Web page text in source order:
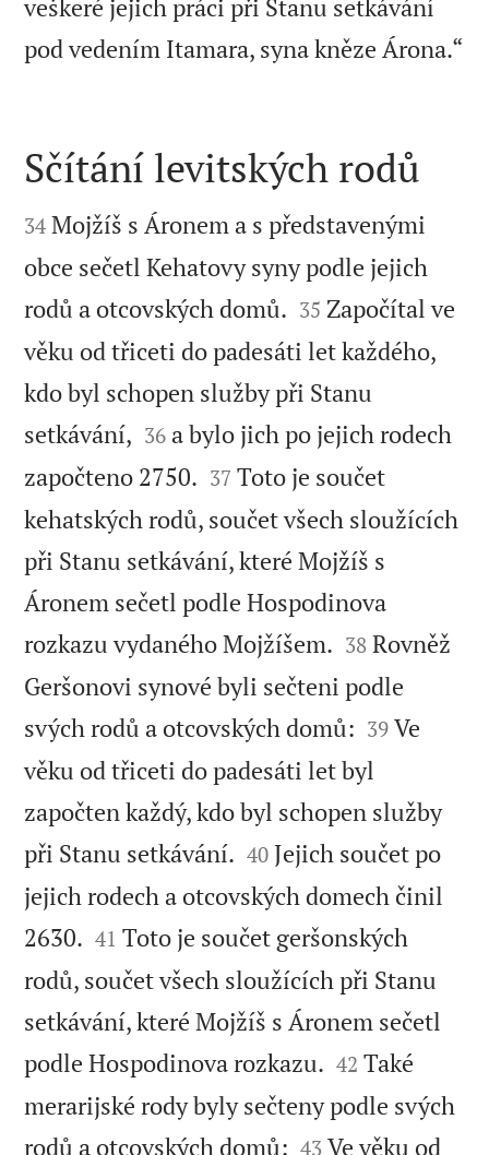
veškeré jejich práci při Stanu setkávání
pod vedením Itamara, syna kněze Árona.“

Sčítání levitských rodů

34 Mojžíš s Áronem a s představenými
obce sečetl Kehatovy syny podle jejich
rodů a otcovských domů. 

35 Započítal ve
věku od třiceti do padesáti let každého,
kdo byl schopen služby při Stanu
setkávání, 

36 a bylo jich po jejich rodech
započteno 2750. 

37 Toto je součet
kehatských rodů, součet všech sloužících
při Stanu setkávání, které Mojžíš s
Áronem sečetl podle Hospodinova
rozkazu vydaného Mojžíšem. 

38 Rovněž
Geršonovi synové byli sečteni podle
svých rodů a otcovských domů: 

39 Ve
věku od třiceti do padesáti let byl
započten každý, kdo byl schopen služby
při Stanu setkávání. 

40 Jejich součet po
jejich rodech a otcovských domech činil
2630. 

41 Toto je součet geršonských
rodů, součet všech sloužících při Stanu
setkávání, které Mojžíš s Áronem sečetl
podle Hospodinova rozkazu. 

42 Také
merarijské rody byly sečteny podle svých
rodů a otcovských domů: 

43 Ve věku od